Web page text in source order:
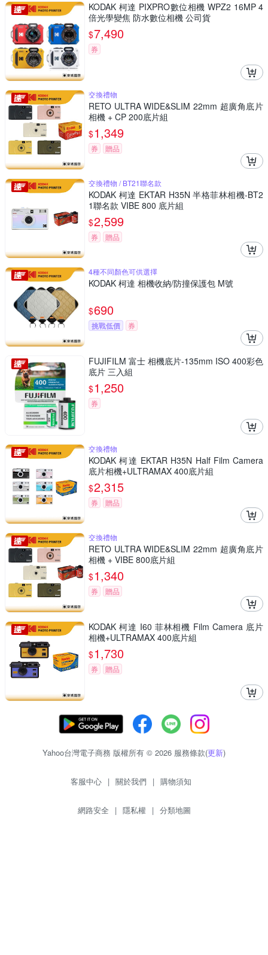
KODAK 柯達 PIXPRO數位相機 WPZ2 16MP 4
倍光學變焦 防水數位相機 公司貨
$7,490
券
交換禮物
RETO ULTRA WIDE&SLIM 22mm 超廣角底片
相機 + CP 200底片組
$1,349
券 贈品
交換禮物 / BT21聯名款
KODAK 柯達 EKTAR H35N 半格菲林相機-BT2
1聯名款 VIBE 800 底片組
$2,599
券 贈品
4種不同顏色可供選擇
KODAK 柯達 相機收納/防撞保護包 M號
$690
挑戰低價 券
FUJIFILM 富士 相機底片-135mm ISO 400彩色
底片 三入組
$1,250
券
交換禮物
KODAK 柯達 EKTAR H35N Half Film Camera
底片相機+ULTRAMAX 400底片組
$2,315
券 贈品
交換禮物
RETO ULTRA WIDE&SLIM 22mm 超廣角底片
相機 + VIBE 800底片組
$1,340
券 贈品
KODAK 柯達 I60 菲林相機 Film Camera 底片
相機+ULTRAMAX 400底片組
$1,730
券 贈品
Yahoo台灣電子商務 版權所有 © 2026 服務條款(更新)
客服中心 | 關於我們 | 購物須知
網路安全 | 隱私權 | 分類地圖